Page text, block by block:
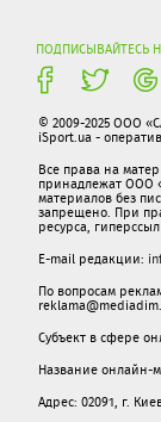
ПОДПИСЫВАЙТЕСЬ
© 2009-2025 ООО
iSport.ua -
Все права на
принадлежат ООО
материалов без
запрещено. При
ресурса,
E-mail редакции:
По вопросам
Субъект в сфере
Название онлайн-
Адрес: 02091, г.